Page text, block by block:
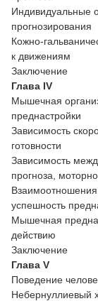
Индивидуальные
прогнозирования
Кожно-
к движениям
Заключение
Глава IV
Мышечная
преднастройки
Зависимость
готовности
Зависимость
прогноза,
успешность
Мышечная
действию
Заключение
Глава V
Поведение
Небернуллиевый